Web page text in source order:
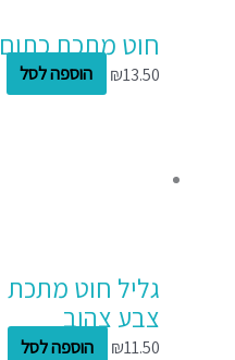
חוט מתכת כתום
₪13.50 הוספה לסל
גליל חוט מתכת
צבע צהוב
₪11.50 הוספה לסל